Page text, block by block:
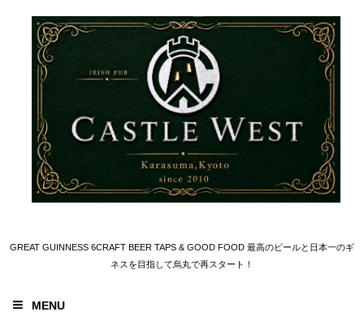
GREAT GUINNESS 6CRAFT BEER TAPS & GOOD FOOD 最高のビールと日本一のギ
ネスを目指して烏丸で再スタート！
MENU